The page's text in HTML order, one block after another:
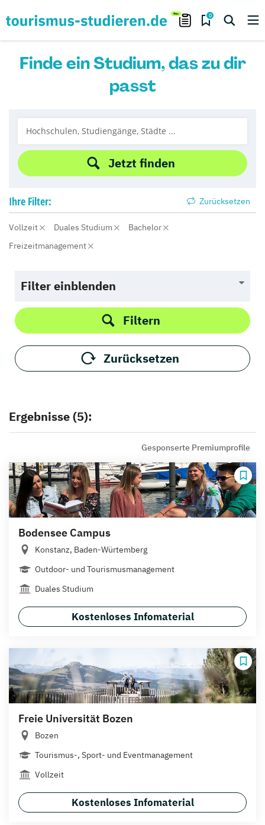
0
Finde ein Studium, das zu dir
passt
Jetzt finden
Ihre Filter: Zurücksetzen
Vollzeit Duales Studium
Bachelor
Freizeitmanagement
Filter einblenden
Filtern
Zurücksetzen
Ergebnisse (5):
Gesponserte Premiumprofile
Bodensee Campus
Konstanz, Baden-Würtemberg
Outdoor- und Tourismusmanagement
Duales Studium
Kostenloses Infomaterial
Freie Universität Bozen
Bozen
Tourismus-, Sport- und Eventmanagement
Vollzeit
Kostenloses Infomaterial